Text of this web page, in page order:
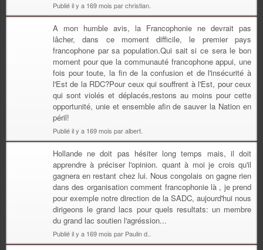
Publié il y a 169 mois par christian.
A mon humble avis, la Francophonie ne devrait pas
lâcher, dans ce moment difficile, le premier pays
francophone par sa population.Qui sait si ce sera le bon
moment pour que la communauté francophone appui, une
fois pour toute, la fin de la confusion et de l'insécurité à
l'Est de la RDC?Pour ceux qui souffrent à l'Est, pour ceux
qui sont violés et déplacés,restons au moins pour cette
opportunité, unie et ensemble afin de sauver la Nation en
péril!
Publié il y a 169 mois par albert.
Hollande ne doit pas hésiter long temps mais, il doit
apprendre à préciser l'opinion. quant à moi je crois qu'il
gagnera en restant chez lui. Nous congolais on gagne rien
dans des organisation comment francophonie là , je prend
pour exemple notre direction de la SADC, aujourd'hui nous
dirigeons le grand lacs pour quels resultats: un membre
du grand lac soutien l'agréssion...
Publié il y a 169 mois par Paulin d..